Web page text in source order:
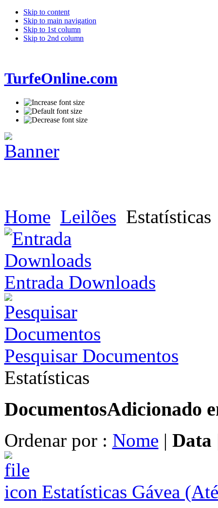
Skip to content
Skip to main navigation
Skip to 1st column
Skip to 2nd column
TurfeOnline.com
Home Leilões Estatísticas
Entrada Downloads
Pesquisar Documentos
Estatísticas
DocumentosAdicionado
Ordenar por : Nome | Data
Estatísticas Gávea